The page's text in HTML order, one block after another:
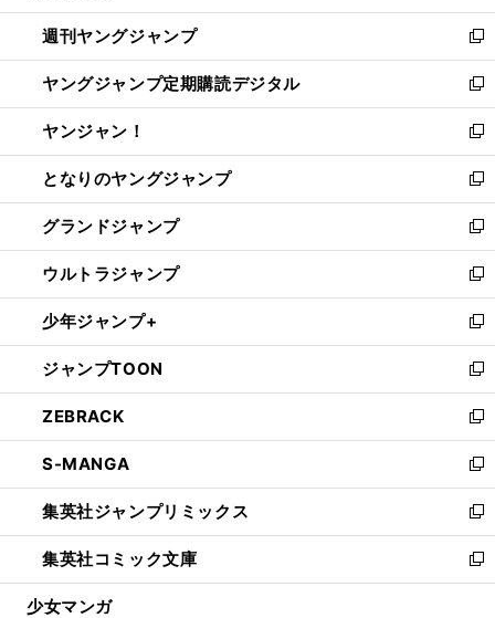
開
く
ウ
で
開
く
ン
ド
ウ
で
開
く
ウ
ィ
ン
ド
ウ
で
開
く
週刊ヤングジャンプ
新
し
い
ウ
ィ
ン
ド
ウ
で
開
く
ヤングジャンプ定期購読デジタル
新
し
い
ウ
ィ
ン
ド
ウ
で
開
く
ヤンジャン！
新
し
い
ウ
ィ
ン
ド
ウ
で
開
く
となりのヤングジャンプ
新
し
い
ウ
ィ
ン
ド
ウ
で
開
く
グランドジャンプ
新
し
い
ウ
ィ
ン
ド
ウ
で
開
く
ウルトラジャンプ
新
し
い
ウ
ィ
ン
ド
ウ
で
開
く
少年ジャンプ+
新
し
い
ウ
ィ
ン
ド
ウ
で
開
く
ジャンプTOON
新
し
い
ウ
ィ
ン
ド
ウ
で
開
ZEBRACK
新
し
い
ウ
ィ
ン
ド
ウ
S-MANGA
新
し
い
ウ
ィ
ン
集英社ジャンプリミックス
新
し
い
ウ
集英社コミック文庫
新
し
少女マンガ